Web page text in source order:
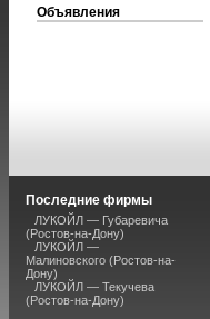
Объявления
Последние фирмы
ЛУКОЙЛ — Губаревича
(Ростов-на-Дону)
ЛУКОЙЛ —
Малиновского (Ростов-на-
Дону)
ЛУКОЙЛ — Текучева
(Ростов-на-Дону)